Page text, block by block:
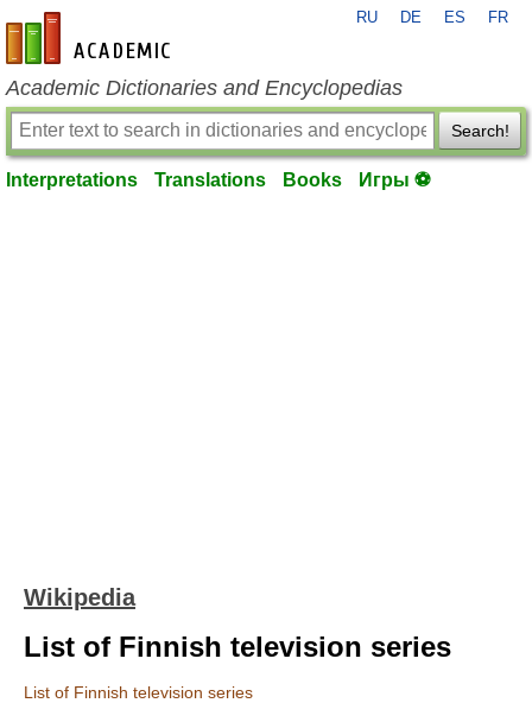
en-academic.com
RU DE ES FR
Academic Dictionaries and Encyclopedias
Search!
Interpretations Translations Books Игры ⚽
Wikipedia
List of Finnish television series
List of Finnish television series